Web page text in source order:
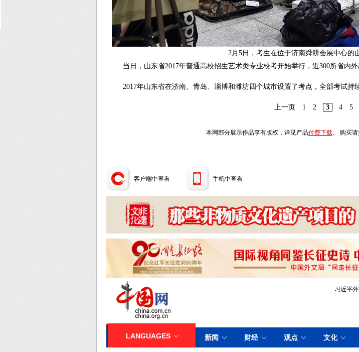
2月5日，考生在位于济南舜耕会展中心的山
当日，山东省2017年普通高校招生艺术类专业校考开始举行，近300所省内外
2017年山东省在济南、青岛、淄博和潍坊四个城市设置了考点，全部考试持
上一页 1 2 3 4 5
本网部分展示作品享有版权，详见产品付费下载。 购买请
客户端中查看 手机中查看